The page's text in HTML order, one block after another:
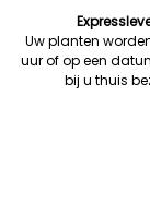
Uw planten
uur of op een
bij u thuis